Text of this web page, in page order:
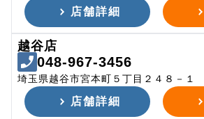
店舗詳細
越谷店
048-967-3456
埼玉県越谷市宮本町５丁目２４８－１
店舗詳細